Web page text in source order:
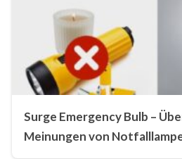
Surge Emergency Bulb –
Meinungen von